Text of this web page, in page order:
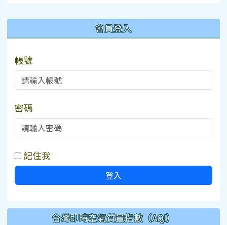
::: 會員登入
帳號
密碼
記住我
登入
台灣即時空氣質量指數（AQI）